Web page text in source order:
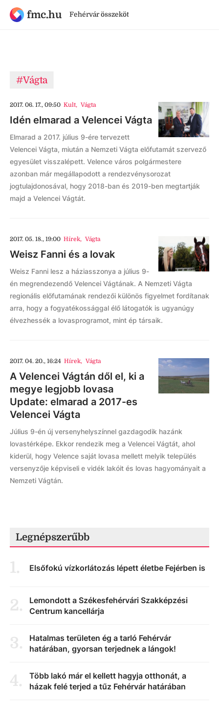
fmc.hu Fehérvár összeköt
#Vágta
2017. 06. 17., 09:50 Kult, Vágta
Idén elmarad a Velencei Vágta
Elmarad a 2017. július 9-ére tervezett
Velencei Vágta, miután a Nemzeti Vágta előfutamát szervező
egyesület visszalépett. Velence város polgármestere
azonban már megállapodott a rendezvénysorozat
jogtulajdonosával, hogy 2018-ban és 2019-ben megtartják
majd a Velencei Vágtát.
2017. 05. 18., 19:00 Hírek, Vágta
Weisz Fanni és a lovak
Weisz Fanni lesz a háziasszonya a július 9-
én megrendezendő Velencei Vágtának. A Nemzeti Vágta
regionális előfutamának rendezői különös figyelmet fordítanak
arra, hogy a fogyatékossággal élő látogatók is ugyanúgy
élvezhessék a lovasprogramot, mint ép társaik.
2017. 04. 20., 16:24 Hírek, Vágta
A Velencei Vágtán dől el, ki a
megye legjobb lovasa
Update: elmarad a 2017-es
Velencei Vágta
Július 9-én új versenyhelyszínnel gazdagodik hazánk
lovastérképe. Ekkor rendezik meg a Velencei Vágtát, ahol
kiderül, hogy Velence saját lovasa mellett melyik település
versenyzője képviseli e vidék lakóit és lovas hagyományait a
Nemzeti Vágtán.
Legnépszerűbb
1. Elsőfokú vízkorlátozás lépett életbe Fejérben is
2.
Lemondott a Székesfehérvári Szakképzési
Centrum kancellárja
3.
Hatalmas területen ég a tarló Fehérvár
határában, gyorsan terjednek a lángok!
4.
Több lakó már el kellett hagyja otthonát, a
házak felé terjed a tűz Fehérvár határában